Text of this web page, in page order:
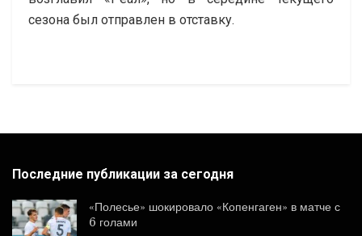
сезона был отправлен в отставку.
Последние публикации за сегодня
«Полесье» шокировало «Копенгаген» в матче с
6 голами